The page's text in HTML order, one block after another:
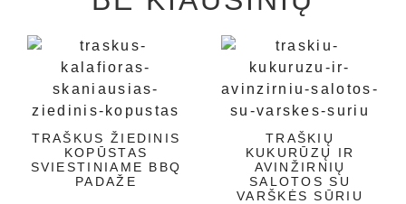
TRAŠKUS ŽIEDINIS
KOPŪSTAS
SVIESTINIAME BBQ
PADAŽE
TRAŠKIŲ
KUKURŪZŲ IR
AVINŽIRNIŲ
SALOTOS SU
VARŠKĖS SŪRIU